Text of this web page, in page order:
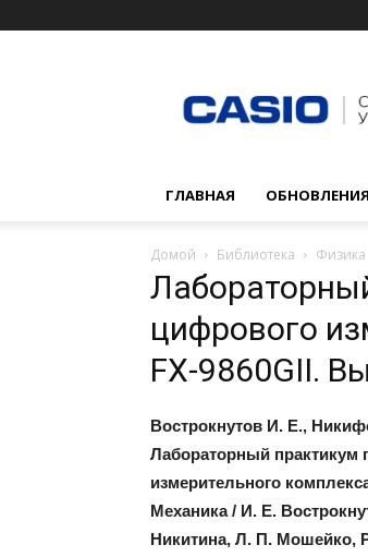
учителей
CASIO
ГЛАВНАЯ ОБНОВЛЕНИЯ
Домой Библиотека Физика
цифрового
FХ-9860GII.
Вострокнутов И. Е.,
Лабораторный практикум
измери­тельного
Механика / И. Е.
Никитина, Л. П. Мошейко,